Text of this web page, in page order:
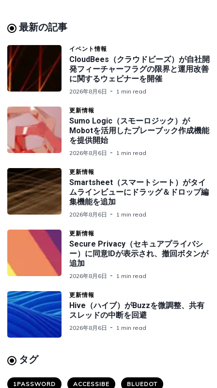
最新の記事
イベント情報
CloudBees（クラウドビーズ）が自社開
発フィーチャーフラグの限界と運用改善
に関するウェビナーを開催
2026年8月6日 1 min read
更新情報
Sumo Logic（スモーロジック）が
Mobotを活用したプレーブック作成機能
を提供開始
2026年8月6日 1 min read
更新情報
Smartsheet（スマートシート）がタイ
ムラインビューにドラッグ＆ドロップ編
集機能を追加
2026年8月6日 1 min read
更新情報
Secure Privacy（セキュアプライバシ
ー）に同意IDが表示され、撤回ボタンが
追加
2026年8月6日 1 min read
更新情報
Hive（ハイブ）がBuzzを微調整、共有
スレッドの中断を回避
2026年8月6日 1 min read
タグ
1PASSWORD ACCESSIBE BLUEDOT